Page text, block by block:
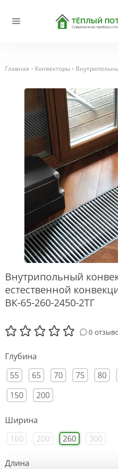
Главная Конвекторы
Внутрипольный
естественной
ВК-65-260-2450-2ТГ
0
Глубина
55
65 70 75 80
150
200
Ширина
160
200 260 300
Длина